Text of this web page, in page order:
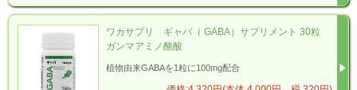
ワカサプリ ギャバ（ GABA）サプリメント 30粒
ガンマアミノ酪酸
植物由来GABAを1粒に100mg配合